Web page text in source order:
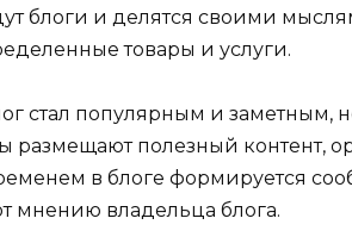
блоги и делятся своими
товары и услуги.
стал популярным и заметным,
размещают полезный контент,
в блоге формируется
мнению владельца блога.